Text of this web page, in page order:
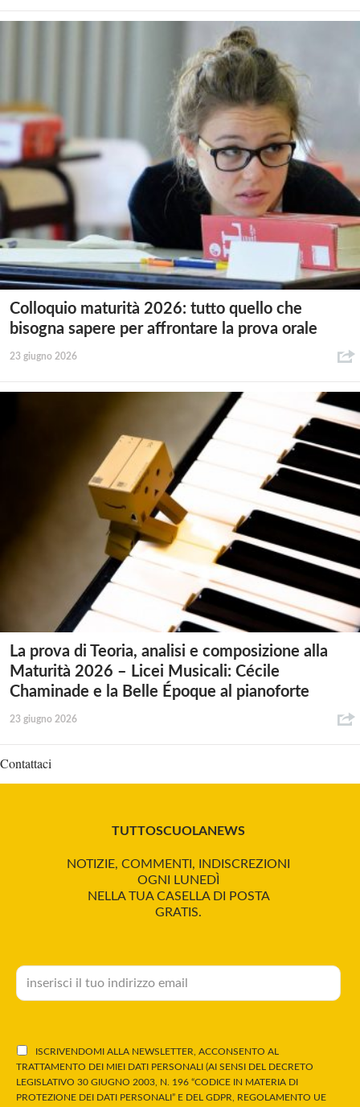
Colloquio maturità 2026: tutto quello che
bisogna sapere per affrontare la prova orale
23 giugno 2026
La prova di Teoria, analisi e composizione alla
Maturità 2026 – Licei Musicali: Cécile
Chaminade e la Belle Époque al pianoforte
23 giugno 2026
Contattaci
TUTTOSCUOLANEWS
NOTIZIE, COMMENTI, INDISCREZIONI
OGNI LUNEDÌ
NELLA TUA CASELLA DI POSTA
GRATIS.
ISCRIVENDOMI ALLA NEWSLETTER, ACCONSENTO AL
TRATTAMENTO DEI MIEI DATI PERSONALI (AI SENSI DEL DECRETO
LEGISLATIVO 30 GIUGNO 2003, N. 196 “CODICE IN MATERIA DI
PROTEZIONE DEI DATI PERSONALI” E DEL GDPR, REGOLAMENTO UE